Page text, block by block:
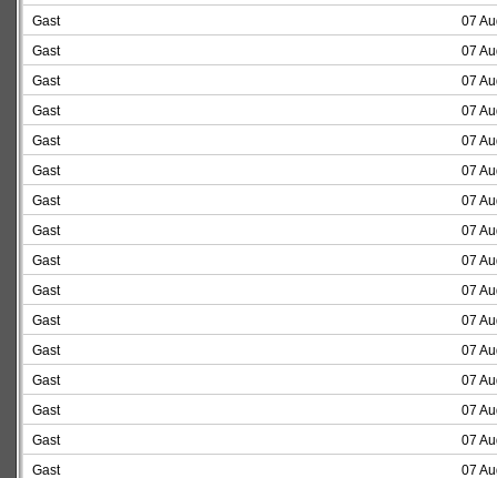
Gast
07
Gast
07
Gast
07
Gast
07
Gast
07
Gast
07
Gast
07
Gast
07
Gast
07
Gast
07
Gast
07
Gast
07
Gast
07
Gast
07
Gast
07
Gast
07